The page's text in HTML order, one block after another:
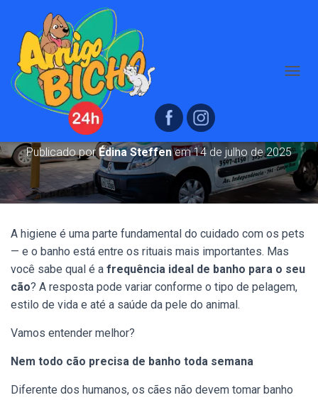
N
A
R
N
A
E
Ç
Ã
Com que frequência o seu cão deve
tomar banho?
Publicado porÉdina Steffenem14 de julho de 2025
A higiene é uma parte fundamental do cuidado com os pets
— e o banho está entre os rituais mais importantes. Mas
você sabe qual é a frequência ideal de banho para o seu
cão? A resposta pode variar conforme o tipo de pelagem,
estilo de vida e até a saúde da pele do animal.
Vamos entender melhor?
Nem todo cão precisa de banho toda semana
Diferente dos humanos, os cães não devem tomar banho